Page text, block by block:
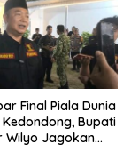
Final Piala Dunia
Bupati
Wilyo Jagokan